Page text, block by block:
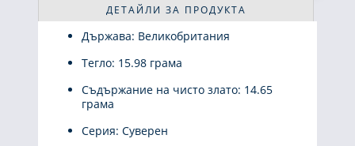
ДЕТАЙЛИ ЗА ПРОДУКТА
Държава: Великобритания
Тегло: 15.98 грама
Съдържание на чисто злато: 14.65
грама
Серия: Суверен